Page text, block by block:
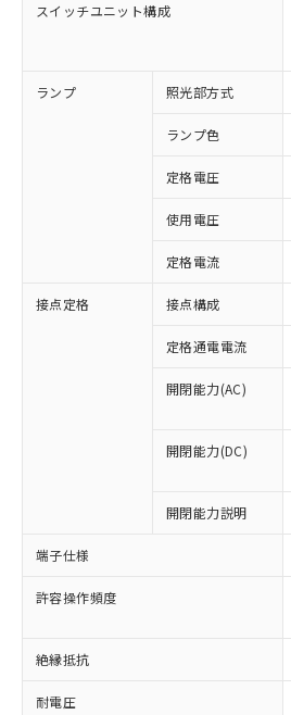
スイッチユニット構成
ランプ 照光部方式
ランプ色
定格電圧
使用電圧
定格電流
接点定格 接点構成
定格通電電流
開閉能力(AC)
開閉能力(DC)
開閉能力説明
端子仕様
許容操作頻度
絶縁抵抗
耐電圧
ご利用条件
以下の条件をお読みいただ
ご利用ください。
本サービスは、当社
商品の当社在庫状況
(税抜)を提供させてい
当社制御機器事業取
本サービスの対象外
対応済み：EU RoHS指
非含有に対応した製品が提
対応予定：EU RoHS指令
有に対応した製品に切り替
対応予定なし：EU RoHS
非含有に非対応の商品で、
定はありません。
調査・確認中：EU RoHS
非含有の対応状況を調査中
害物質有無と関係のない商
仕入先様の事情により、非
※1 中国RoHS○×表
「○」：最大均質材料含有
基準値以下であることを示